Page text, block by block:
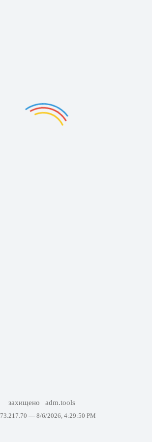
захищено adm.tools
— 8/6/2026, 4:29:50 PM